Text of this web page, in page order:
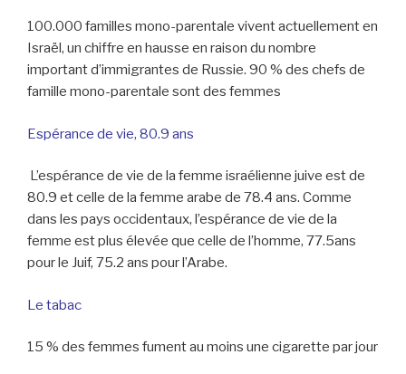
100.000 familles mono-parentale vivent actuellement en
Israël, un chiffre en hausse en raison du nombre
important d’immigrantes de Russie. 90 % des chefs de
famille mono-parentale sont des femmes
Espérance de vie, 80.9 ans
L’espérance de vie de la femme israélienne juive est de
80.9 et celle de la femme arabe de 78.4 ans. Comme
dans les pays occidentaux, l’espérance de vie de la
femme est plus élevée que celle de l’homme, 77.5ans
pour le Juif, 75.2 ans pour l’Arabe.
Le tabac
15 % des femmes fument au moins une cigarette par jour